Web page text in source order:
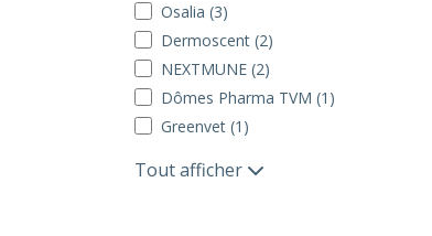
Osalia (3)
Dermoscent (2)
NEXTMUNE (2)
Dômes Pharma TVM (1)
Greenvet (1)
Tout afficher